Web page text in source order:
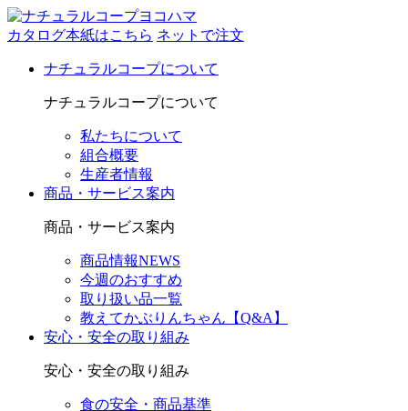
カタログ本紙はこちら ネットで注文
ナチュラルコープについて
ナチュラルコープについて
私たちについて
組合概要
生産者情報
商品・サービス案内
商品・サービス案内
商品情報NEWS
今週のおすすめ
取り扱い品一覧
教えてかぶりんちゃん【Q&A】
安心・安全の取り組み
安心・安全の取り組み
食の安全・商品基準